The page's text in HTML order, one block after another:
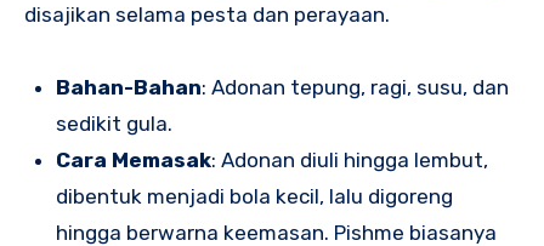
disajikan selama pesta dan perayaan.
Bahan-Bahan: Adonan tepung, ragi, susu, dan
sedikit gula.
Cara Memasak: Adonan diuli hingga lembut,
dibentuk menjadi bola kecil, lalu digoreng
hingga berwarna keemasan. Pishme biasanya